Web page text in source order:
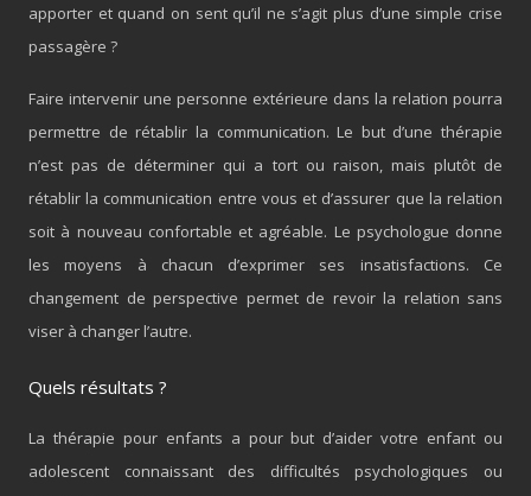
apporter et quand on sent qu’il ne s’agit plus d’une simple crise
passagère ?
Faire intervenir une personne extérieure dans la relation pourra
permettre de rétablir la communication. Le but d’une thérapie
n’est pas de déterminer qui a tort ou raison, mais plutôt de
rétablir la communication entre vous et d’assurer que la relation
soit à nouveau confortable et agréable. Le psychologue donne
les moyens à chacun d’exprimer ses insatisfactions. Ce
changement de perspective permet de revoir la relation sans
viser à changer l’autre.
Quels résultats ?
La thérapie pour enfants a pour but d’aider votre enfant ou
adolescent connaissant des difficultés psychologiques ou